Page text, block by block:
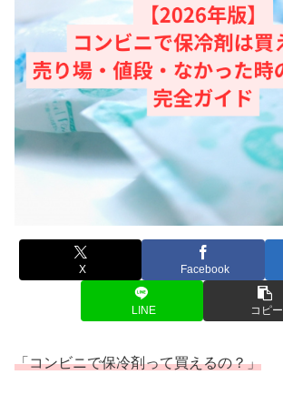
X Facebook
LINE コピー
「コンビニで保冷剤って買えるの？」